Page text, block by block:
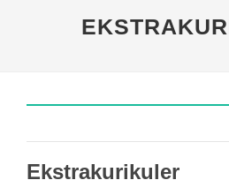
Ekstrakurikuler